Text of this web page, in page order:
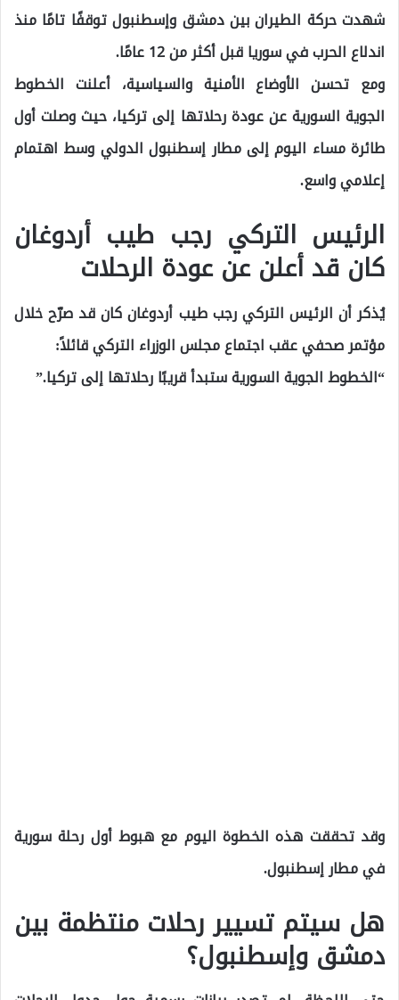
شهدت حركة الطيران بين دمشق وإسطنبول توقفًا تامًا منذ
اندلاع الحرب في سوريا قبل أكثر من 12 عامًا.
ومع تحسن الأوضاع الأمنية والسياسية، أعلنت الخطوط
الجوية السورية عن عودة رحلاتها إلى تركيا، حيث وصلت أول
طائرة مساء اليوم إلى مطار إسطنبول الدولي وسط اهتمام
إعلامي واسع.
الرئيس التركي رجب طيب أردوغان
كان قد أعلن عن عودة الرحلات
يُذكر أن الرئيس التركي رجب طيب أردوغان كان قد صرّح خلال
مؤتمر صحفي عقب اجتماع مجلس الوزراء التركي قائلاً:
“الخطوط الجوية السورية ستبدأ قريبًا رحلاتها إلى تركيا.”
وقد تحققت هذه الخطوة اليوم مع هبوط أول رحلة سورية
في مطار إسطنبول.
هل سيتم تسيير رحلات منتظمة بين
دمشق وإسطنبول؟